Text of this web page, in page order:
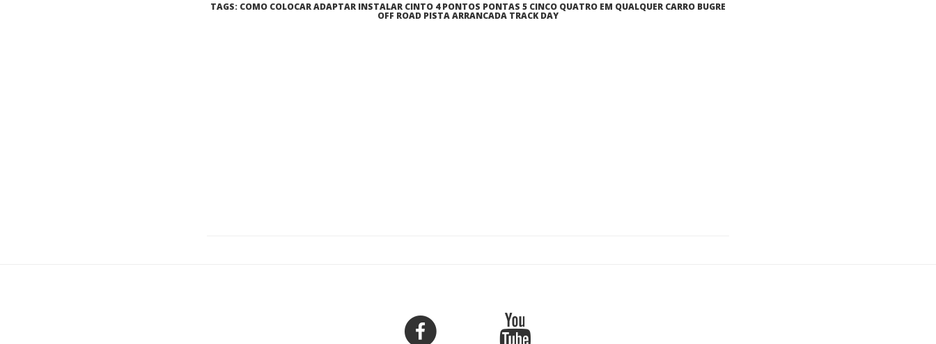
TAGS: COMO COLOCAR ADAPTAR INSTALAR CINTO 4 PONTOS PONTAS 5 CINCO QUATRO EM QUALQUER CARRO BUGRE
OFF ROAD PISTA ARRANCADA TRACK DAY